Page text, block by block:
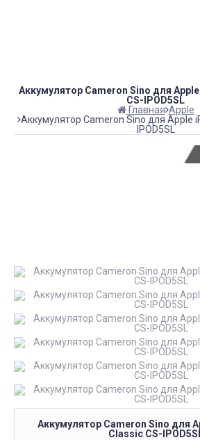
Доставка
Оплата
Гарантия
Контакты
Как сделать заказ
Аккумулятор Cameron Sino для
CS-IPOD5SL
Главная Apple
Аккумулятор Cameron Sino для Apple
IPOD5SL
Аккумулятор Cameron Sino для
Classic CS-